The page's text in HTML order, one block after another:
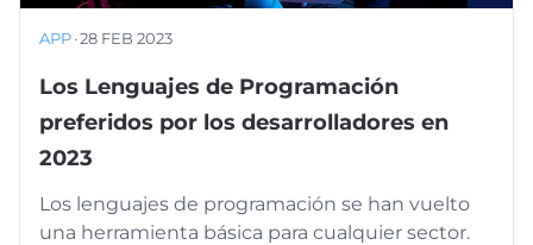
APP·28 FEB 2023
Los Lenguajes de Programación
preferidos por los desarrolladores en
2023
Los lenguajes de programación se han vuelto
una herramienta básica para cualquier sector.